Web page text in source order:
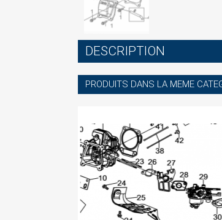
DESCRIPTION
PRODUITS DANS LA MEME